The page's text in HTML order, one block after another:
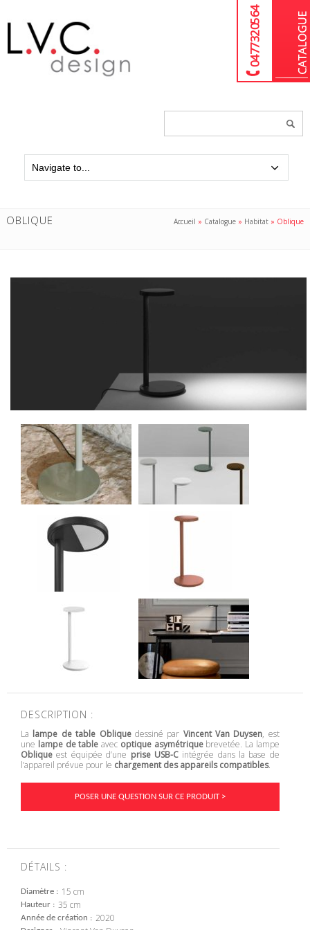
04 77 32 05 64
OBLIQUE Accueil » Catalogue » Habitat » Oblique
DESCRIPTION :
La lampe de table Obliquedessiné par Vincent Van Duysen, est
une lampe de table avec optique asymétriquebrevetée. La lampe
Oblique est équipée d’une prise USB-Cintégrée dans la base de
l’appareil prévue pour le chargement des appareils compatibles.
POSER UNE QUESTION SUR CE PRODUIT >
DÉTAILS :
Diamètre 15 cm
Hauteur 35 cm
Année de création 2020